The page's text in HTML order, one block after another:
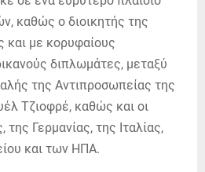
καθώς ο διοικητής της
και με κορυφαίους
διπλωμάτες, μεταξύ
της Αντιπροσωπείας της
Τζιοφρέ, καθώς και οι
της Γερμανίας, της Ιταλίας,
και των ΗΠΑ.